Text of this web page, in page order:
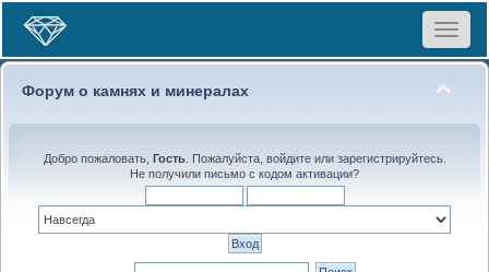
Toggle
Форум о камнях и минералах
Добро пожаловать, Гость. Пожалуйста, войдитеили зарегистрируйтесь.
Не получили письмо с кодом активации?